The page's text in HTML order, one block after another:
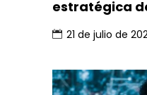
estratégica
21 de julio de